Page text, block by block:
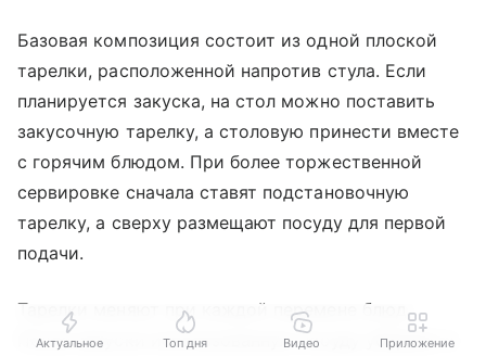
Базовая композиция состоит из одной плоской
тарелки, расположенной напротив стула. Если
планируется закуска, на стол можно поставить
закусочную тарелку, а столовую принести вместе
с горячим блюдом. При более торжественной
сервировке сначала ставят подстановочную
тарелку, а сверху размещают посуду для первой
подачи.
Тарелки меняют при каждой перемене блюд.
После закуски использованную посуду убирают и
Актуальное Топ дня Видео Приложение